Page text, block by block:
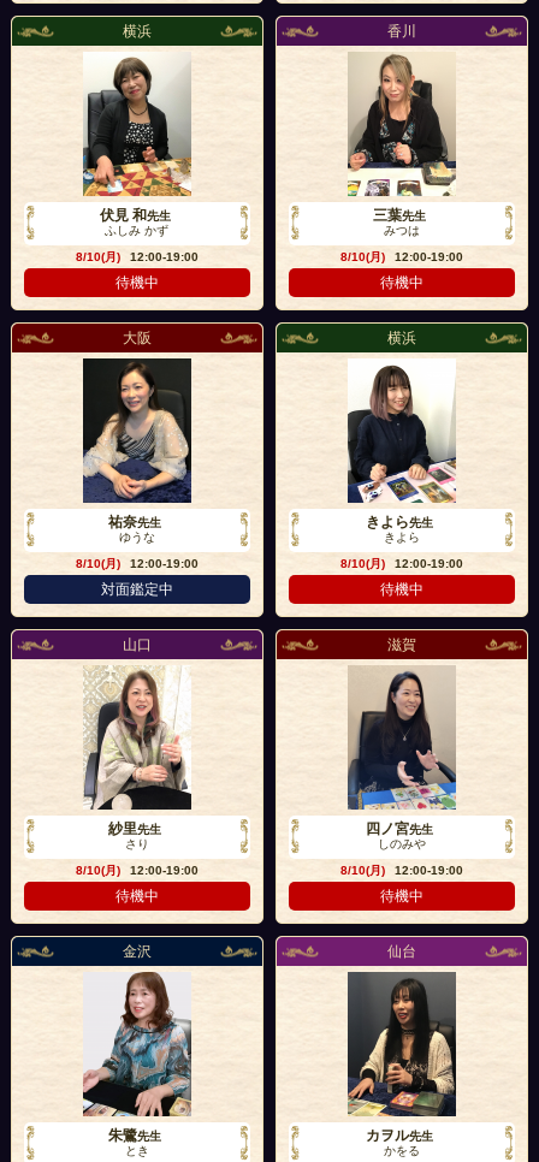
横浜
伏見 和先生
ふしみ かず
8/10(月)
12:00-19:00
待機中
香川
三葉先生
みつは
8/10(月)
12:00-19:00
待機中
大阪
祐奈先生
ゆうな
8/10(月)
12:00-19:00
対面鑑定中
横浜
きよら先生
きよら
8/10(月)
12:00-19:00
待機中
山口
紗里先生
さり
8/10(月)
12:00-19:00
待機中
滋賀
四ノ宮先生
しのみや
8/10(月)
12:00-19:00
待機中
金沢
朱鷺先生
とき
仙台
カヲル先生
かをる